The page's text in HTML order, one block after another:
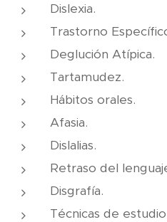
Dislexia.
Trastorno
Deglución Atípica.
Tartamudez.
Hábitos orales.
Afasia.
Dislalias.
Retraso del
Disgrafía.
Técnicas de